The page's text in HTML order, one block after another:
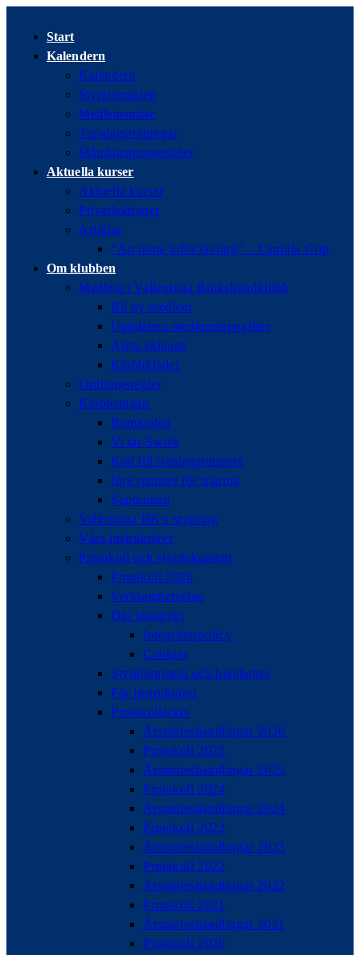
innehållet
Start
Kalendern
Kalendern
Styrelsemöten
Medlemsmöte
Torsdagsträningar
Måndagspromenader
Aktuella kurser
Aktuella kurser
Privatlektioner
Artiklar
”Att träna inför tävling” – Camilla Grip
Om klubben
Medlem i Vallentuna Brukshundklubb
Bli ny medlem
Uppdatera medlemsuppgifter
Årets ekipage
Klubbkläder
Ordningsregler
Klubbstugan
Bomkoden
Vi tar Swish
Kod till träningsrummet
Inre rummet för träning
Soptunnan
Vallentuna BK:s styrning
Våra instruktörer
Protokoll och styrdokument
Protokoll 2026
Verksamhetsplan
Din integritet
Integritetspolicy
Cookies
Styrdokument och blanketter
För instruktörer
Protokollarkiv
Årsmöteshandlingar 2026
Protokoll 2025
Årsmöteshandlingar 2025
Protokoll 2024
Årsmöteshandlingar 2024
Protokoll 2023
Årsmöteshandlingar 2023
Protokoll 2022
Årsmöteshandlingar 2022
Protokoll 2021
Årsmöteshandlingar 2021
Protokoll 2020